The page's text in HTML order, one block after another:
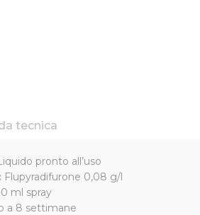
Protect
è un insetticida sistemico di nuova
bianca. Perfetto per l'uso su
tecnica
pronto all’uso
Flupyradifurone 0,08 g/l
ml spray
a 8 settimane